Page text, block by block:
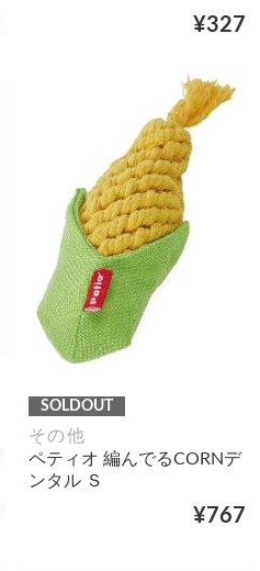
¥327
SOLDOUT
その他
ペティオ 編んでるCORNデ
ンタル Ｓ
¥767